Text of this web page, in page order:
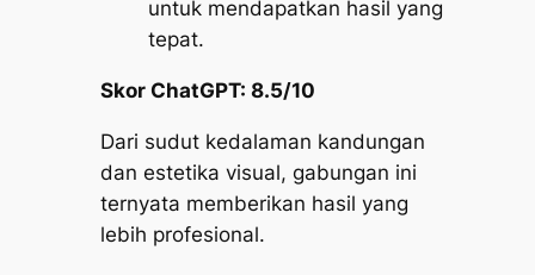
untuk mendapatkan hasil yang
tepat.
Skor ChatGPT: 8.5/10
Dari sudut kedalaman kandungan
dan estetika visual, gabungan ini
ternyata memberikan hasil yang
lebih profesional.